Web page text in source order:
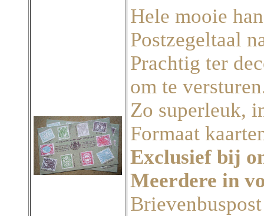
Hele mooie
Postzegeltaal
Prachtig ter
om te
Zo superleuk,
Formaat
Exclusief bij
Meerdere in
Brievenbuspost